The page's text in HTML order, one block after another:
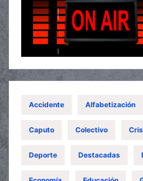
Accidente Alfabetización
Caputo Colectivo
Deporte Destacadas